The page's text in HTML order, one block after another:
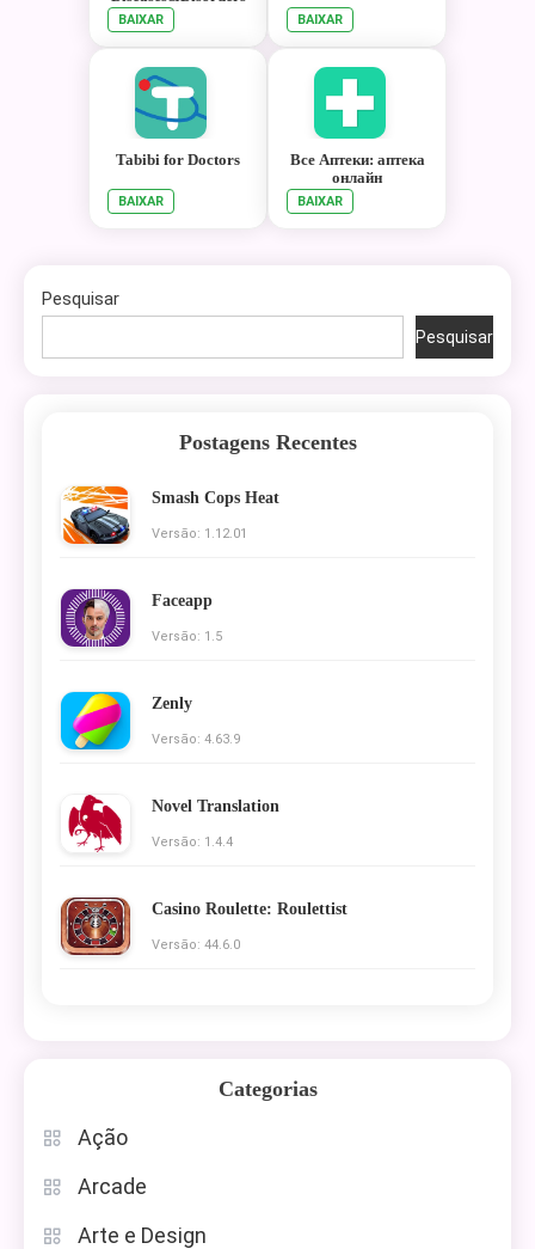
BAIXAR BAIXAR
Tabibi for Doctors
BAIXAR
Все Аптеки: аптека
онлайн
BAIXAR
Pesquisar
Pesquisar
Postagens Recentes
Smash Cops Heat
Versão: 1.12.01
Faceapp
Versão: 1.5
Zenly
Versão: 4.63.9
Novel Translation
Versão: 1.4.4
Casino Roulette: Roulettist
Versão: 44.6.0
Categorias
Ação
Arcade
Arte e Design